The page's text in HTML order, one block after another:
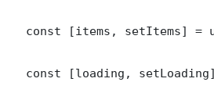
const [items, setItems] =
const [loading,